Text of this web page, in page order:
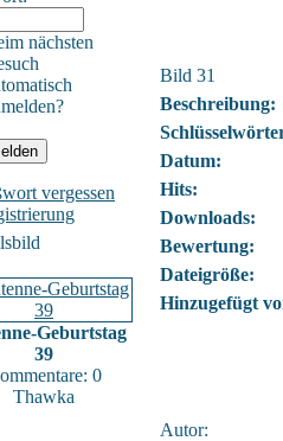
nächsten
vergessen
Geburtstag
39
0
Thawka
Bild 31
Beschreibung:
Datum:
Hits:
Downloads:
Bewertung:
Dateigröße:
Hinzugefügt
Autor: